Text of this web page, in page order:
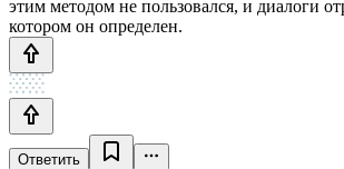
этим методом не пользовался, и диалоги
котором он определен.
Ответить